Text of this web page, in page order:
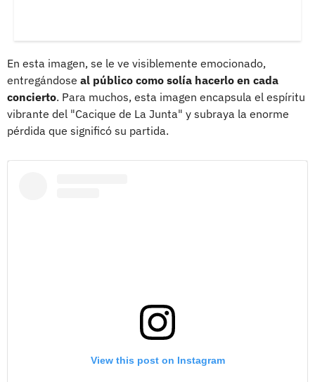
En esta imagen, se le ve visiblemente emocionado,
entregándose al público como solía hacerlo en cada
concierto. Para muchos, esta imagen encapsula el espíritu
vibrante del "Cacique de La Junta" y subraya la enorme
pérdida que significó su partida.
View this post on Instagram